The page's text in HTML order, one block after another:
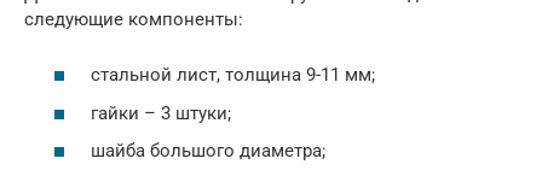
следующие компоненты:
стальной лист, толщина 9-11 мм;
гайки – 3 штуки;
шайба большого диаметра;